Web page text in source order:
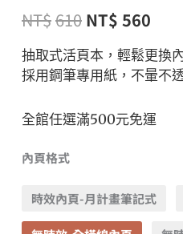
NT$610 NT$ 560
抽取式活頁本，輕鬆更換
採用鋼筆專用紙，不暈不
全館任選滿500元免運
內頁格式
時效內頁-月計畫筆記式